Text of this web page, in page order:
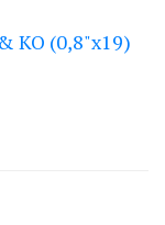
КО (0,8"х19)